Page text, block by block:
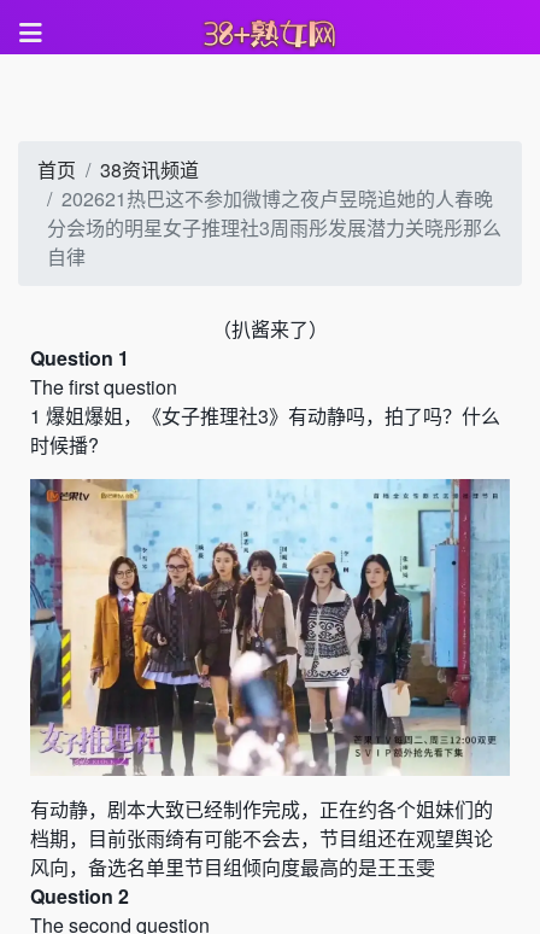
首页
38资讯频道
202621热巴这不参加微博之夜卢昱晓追她的人春晚
分会场的明星女子推理社3周雨彤发展潜力关晓彤那么
自律
（扒酱来了）
Question 1
The first question
1 爆姐爆姐，《女子推理社3》有动静吗，拍了吗？什么
时候播?
有动静，剧本大致已经制作完成，正在约各个姐妹们的
档期，目前张雨绮有可能不会去，节目组还在观望舆论
风向，备选名单里节目组倾向度最高的是王玉雯
Question 2
The second question